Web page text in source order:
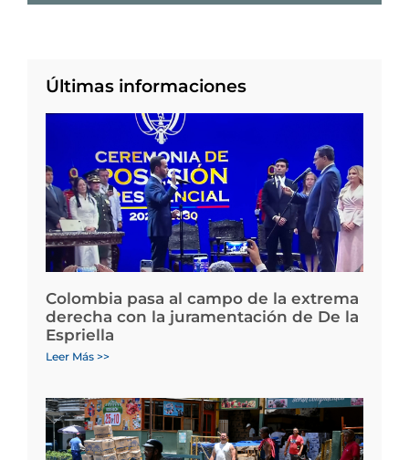
Últimas informaciones
Colombia pasa al campo de la extrema
derecha con la juramentación de De la
Espriella
Leer Más >>